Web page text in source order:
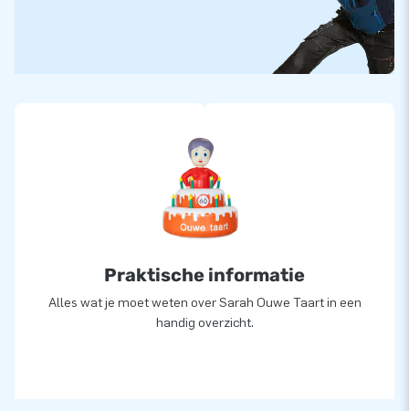
Praktische informatie
Alles wat je moet weten over Sarah Ouwe Taart in een
handig overzicht.